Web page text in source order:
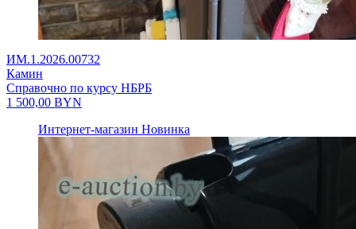
ИМ.1.2026.00732
Камин
Справочно по курсу НБРБ
1 500,00 BYN
Интернет-магазин Новинка